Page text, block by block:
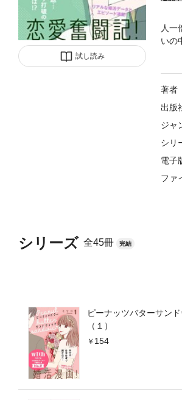
試し読み
シリーズ 全45冊 完結
ピーナッツバターサン
（１）
154
人一
いの
活
著者
出版
ジャ
シリ
電子
ファ